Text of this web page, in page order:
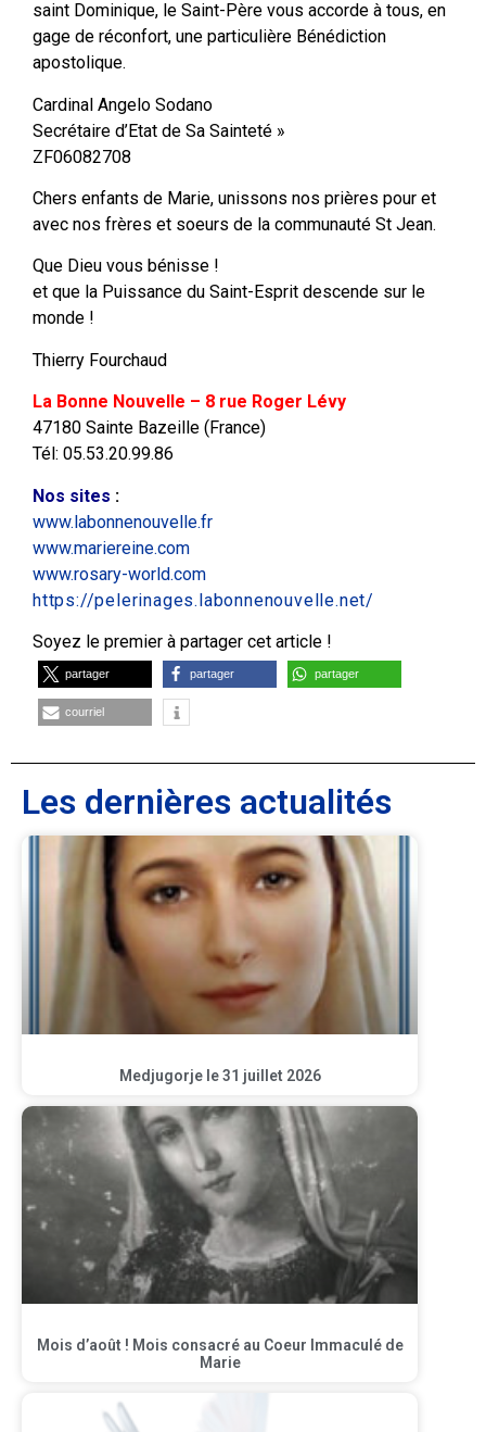
saint Dominique, le Saint-Père vous accorde à tous, en
gage de réconfort, une particulière Bénédiction
apostolique.
Cardinal Angelo Sodano
Secrétaire d’Etat de Sa Sainteté »
ZF06082708
Chers enfants de Marie, unissons nos prières pour et
avec nos frères et soeurs de la communauté St Jean.
Que Dieu vous bénisse !
et que la Puissance du Saint-Esprit descende sur le
monde !
Thierry Fourchaud
La Bonne Nouvelle – 8 rue Roger Lévy
47180 Sainte Bazeille (France)
Tél: 05.53.20.99.86
Nos sites :
www.labonnenouvelle.fr
www.mariereine.com
www.rosary-world.com
https://pelerinages.labonnenouvelle.net/
Soyez le premier à partager cet article !
partager partager partager
courriel
Les dernières actualités
Medjugorje le 31 juillet 2026
Mois d’août ! Mois consacré au Coeur Immaculé de
Marie